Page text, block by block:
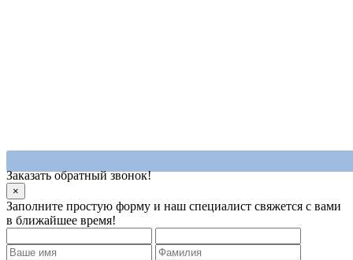
Заказать обратный звонок!
×
Заполните простую форму и наш специалист свяжется с вами
в ближайшее время!